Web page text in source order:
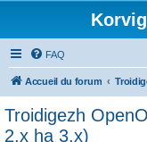
FAQ
Accueil du forum
Troidigezh
2.x ha 3.x)